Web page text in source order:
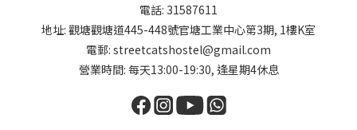
電話: 31587611
地址: 觀塘觀塘道445-448號官塘工業中心第3期, 1樓K室
電郵: streetcatshostel@gmail.com
營業時間: 每天13:00-19:30, 逢星期4休息